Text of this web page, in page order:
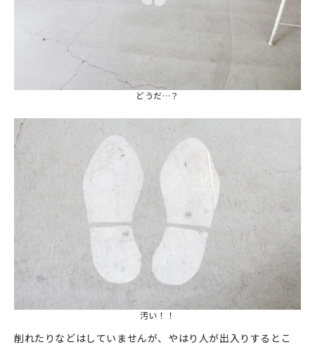
どうだ…？
汚い！！
削れたりなどはしていませんが、やはり人が出入りするとこ